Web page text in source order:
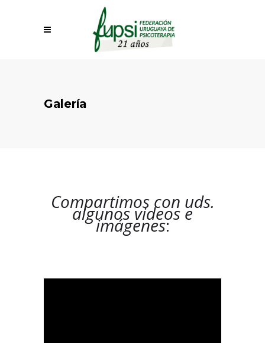
Galería
Compartimos con uds.
algunos videos e
imágenes: